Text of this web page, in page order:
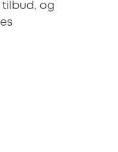
og